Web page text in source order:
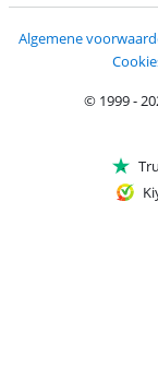
Algemene
© 1999 -